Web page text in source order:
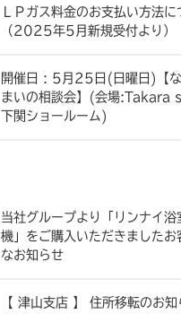
ＬＰガス料金のお支払い方法に
（2025年5月新規受付より）
開催日 : 5月25日(日曜日)【
まいの相談会】(会場:Takara
下関ショールーム)
当社グループより「リンナイ浴
機」をご購入いただきましたお
なお知らせ
【 津山支店 】 住所移転のお